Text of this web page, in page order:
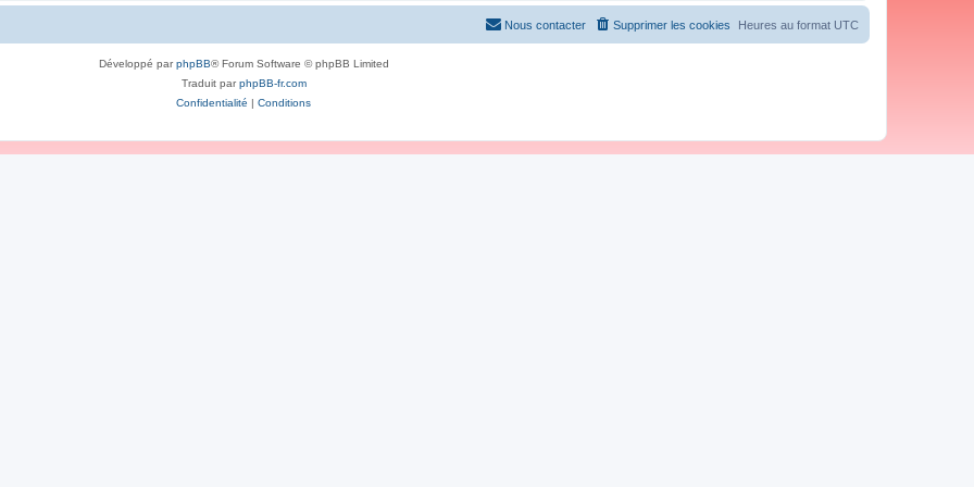
Heures au format UTC
Supprimer les cookies
Nous contacter
Développé parphpBB® Forum Software © phpBB Limited
Traduit parphpBB-fr.com
Confidentialité | Conditions